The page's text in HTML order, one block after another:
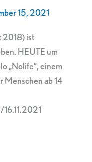
15, 2021
2018) ist
HEUTE um
„Nolife“, einem
Menschen ab 14